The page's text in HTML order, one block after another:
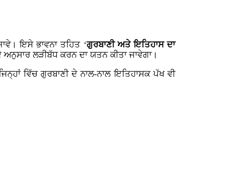
ਇਸੇ ਭਾਵਨਾ ਤਹਿਤ ‘ਗੁਰਬਾਣੀ ਅਤੇ ਇਤਿਹਾਸ ਦਾ
ਲੜੀਬੱਧ ਕਰਨ ਦਾ ਯਤਨ ਕੀਤਾ ਜਾਵੇਗਾ।
ਵਿੱਚ ਗੁਰਬਾਣੀ ਦੇ ਨਾਲ-ਨਾਲ ਇਤਿਹਾਸਕ ਪੱਖ ਵੀ